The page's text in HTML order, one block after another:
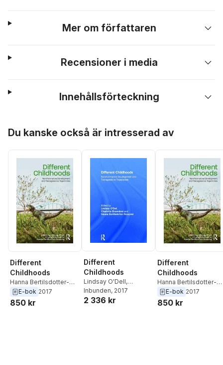
Mer om författaren
Recensioner i media
Innehållsförteckning
Du kanske också är intresserad av
Different
Childhoods
Hanna Bertilsdotter-
Rosqvist Charlotte
Brownlow
E-bok 2017
850 kr
Different
Childhoods
Lindsay O'Dell,
Charlotte Brownlow
Hanna Bertilsdotter-
Inbunden, 2017
2 336 kr
Different
Childhoods
Hanna Bertilsdotter-
Rosqvist Charlotte
Brownlow
E-bok 2017
850 kr